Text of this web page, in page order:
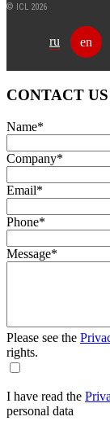
© ICL 2026
ru en
CONTACT US
Name*
Company*
Email*
Phone*
Message*
Please see the
rights.
I have read the
personal data